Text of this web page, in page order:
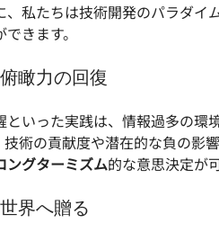
、私たちは技術開発のパラダイ
きます。
瞰力の回復
といった実践は、情報過多の環
技術の貢献度や潜在的な負の影
ングターミズム的な意思決定が
界へ贈る